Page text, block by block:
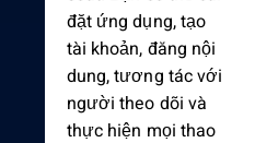
đặt ứng dụng, tạo
tài khoản, đăng nội
dung, tương tác với
người theo dõi và
thực hiện mọi thao